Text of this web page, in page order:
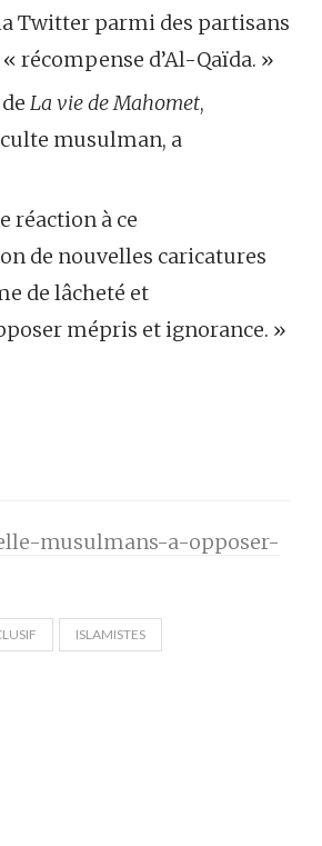
Twitter parmi des partisans
récompense d’Al-Qaïda. »
La vie de Mahomet,
musulman, a
réaction à ce
de nouvelles caricatures
de lâcheté et
mépris et ignorance. »
musulmans-a-opposer-
ISLAMISTES